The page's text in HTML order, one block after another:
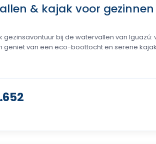
& kajak voor
gezinsavontuur bij de watervallen van
geniet van een eco-boottocht en serene